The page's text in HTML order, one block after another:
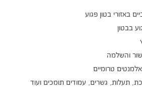
באזורי בטון פגוע
בבטון
והשלמה
טרומיים
תעלות, גשרים, עמודים תומכים ועוד